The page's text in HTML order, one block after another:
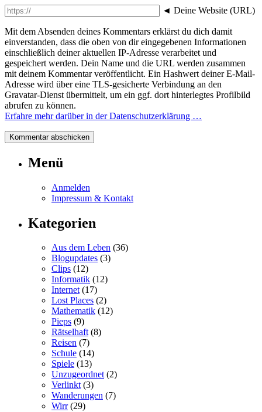
◄ Deine Website (URL)
Mit dem Absenden deines Kommentars erklärst du dich damit
einverstanden, dass die oben von dir eingegebenen Informationen
einschließlich deiner aktuellen IP-Adresse verarbeitet und
gespeichert werden. Dein Name und die URL werden zusammen
mit deinem Kommentar veröffentlicht. Ein Hashwert deiner E-Mail-
Adresse wird über eine TLS-gesicherte Verbindung an den
Gravatar-Dienst übermittelt, um ein ggf. dort hinterlegtes Profilbild
abrufen zu können.
Erfahre mehr darüber in der Datenschutzerklärung …
Menü
Anmelden
Impressum & Kontakt
Kategorien
Aus dem Leben (36)
Blogupdates (3)
Clips (12)
Informatik (12)
Internet(17)
Lost Places (2)
Mathematik (12)
Pieps (9)
Rätselhaft(8)
Reisen (7)
Schule (14)
Spiele (13)
Unzugeordnet(2)
Verlinkt(3)
Wanderungen (7)
Wirr(29)